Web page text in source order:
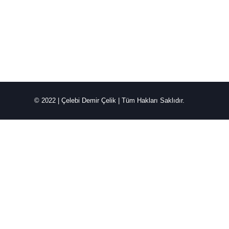
© 2022 | Çelebi Demir Çelik | Tüm Hakları Saklıdır.